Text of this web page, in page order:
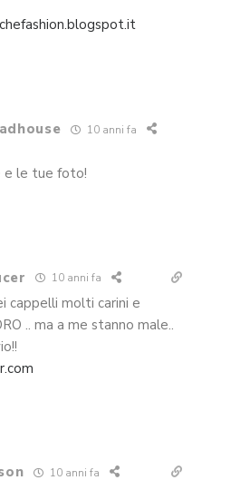
10 anni fa
e le tue foto!
10 anni fa
cappelli molti carini e
.. ma a me stanno male..
10 anni fa